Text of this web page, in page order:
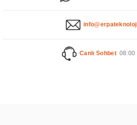
Canlı Sohbet 08:00